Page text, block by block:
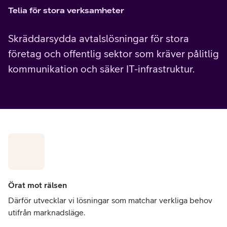
Telia för stora verksamheter
Skräddarsydda avtalslösningar för stora
företag och offentlig sektor som kräver pålitlig
kommunikation och säker IT-infrastruktur.
Örat mot rälsen
Därför utvecklar vi lösningar som matchar verkliga behov
utifrån marknadsläge.